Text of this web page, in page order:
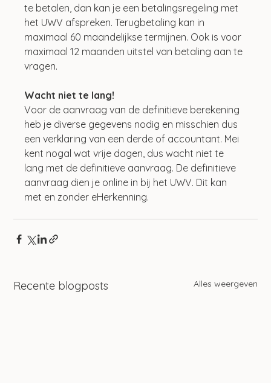
te betalen, dan kan je een betalingsregeling met
het UWV afspreken. Terugbetaling kan in
maximaal 60 maandelijkse termijnen. Ook is voor
maximaal 12 maanden uitstel van betaling aan te
vragen.
Wacht niet te lang!
Voor de aanvraag van de definitieve berekening
heb je diverse gegevens nodig en misschien dus
een verklaring van een derde of accountant. Mei
kent nogal wat vrije dagen, dus wacht niet te
lang met de definitieve aanvraag. De definitieve
aanvraag dien je online in bij het UWV. Dit kan
met en zonder eHerkenning.
Recente blogposts Alles weergeven